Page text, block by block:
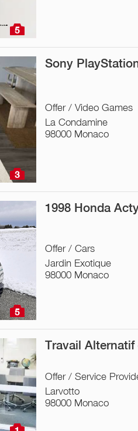
5
3
Sony
Offer / Video Games
La Condamine
98000 Monaco
5
1998 Honda
Offer / Cars
Jardin Exotique
98000 Monaco
Travail
Offer / Service
Larvotto
98000 Monaco